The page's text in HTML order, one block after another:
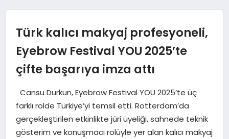
YAŞAM
EKONOMI
SAĞLIK
Türk kalıcı makyaj profesyoneli,
Eyebrow Festival YOU 2025’te
çifte başarıya imza attı
Cansu Durkun, Eyebrow Festival YOU 2025’te üç
farklı rolde Türkiye’yi temsil etti. Rotterdam’da
gerçekleştirilen etkinlikte jüri üyeliği, sahnede teknik
gösterim ve konuşmacı rolüyle yer alan kalıcı makyaj